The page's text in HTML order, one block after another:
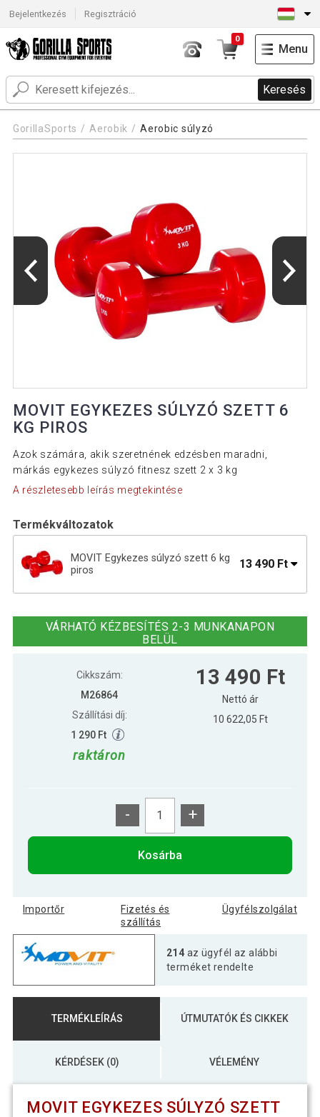
Bejelentkezés Regisztráció
Keresés
0
Menu
GorillaSports Aerobik Aerobic súlyzó
MOVIT EGYKEZES SÚLYZÓ SZETT 6
KG PIROS
Azok számára, akik szeretnének edzésben maradni,
márkás egykezes súlyzó fitnesz szett 2 x 3 kg
A részletesebb leírás megtekintése
Termékváltozatok
MOVIT Egykezes súlyzó szett 6 kg
piros
13 490 Ft
vinyl
MOVIT Egykezes súlyzó szett 4 kg lila 8 790 Ft
MOVIT Egykezes súlyzó szett 5 kg kék 11 890 Ft
VÁRHATÓ KÉZBESÍTÉS 2-3 MUNKANAPON
BELÜL
Cikkszám:
M26864
Szállítási díj:
1 290 Ft
raktáron
13 490 Ft
Nettó ár
10 622,05 Ft
- +
Kosárba
Importőr
Fizetés és
szállítás
Ügyfélszolgálat
214 az ügyfél az alábbi
terméket rendelte
TERMÉKLEÍRÁS ÚTMUTATÓK ÉS CIKKEK
KÉRDÉSEK (0) VÉLEMÉNY
MOVIT EGYKEZES SÚLYZÓ SZETT